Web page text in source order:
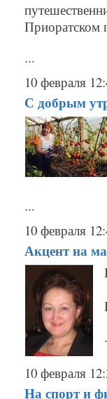
Приоратском
...
10 февраля
С добрым
...
10 февраля
Акцент на
10 февраля
На спорт и